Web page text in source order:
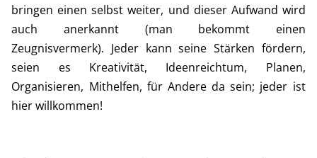
bringen einen selbst weiter, und dieser Aufwand wird
auch anerkannt (man bekommt einen
Zeugnisvermerk). Jeder kann seine Stärken fördern,
seien es Kreativität, Ideenreichtum, Planen,
Organisieren, Mithelfen, für Andere da sein; jeder ist
hier willkommen!